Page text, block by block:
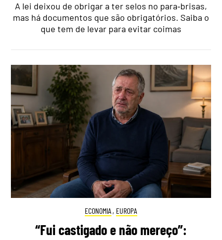
A lei deixou de obrigar a ter selos no para‑brisas,
mas há documentos que são obrigatórios. Saiba o
que tem de levar para evitar coimas
ECONOMIA , EUROPA
“Fui castigado e não mereço”: